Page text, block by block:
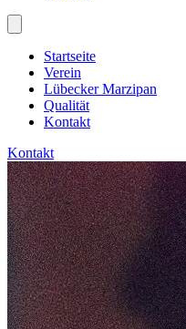
Startseite
Verein
Lübecker Marzipan
Qualität
Kontakt
Kontakt